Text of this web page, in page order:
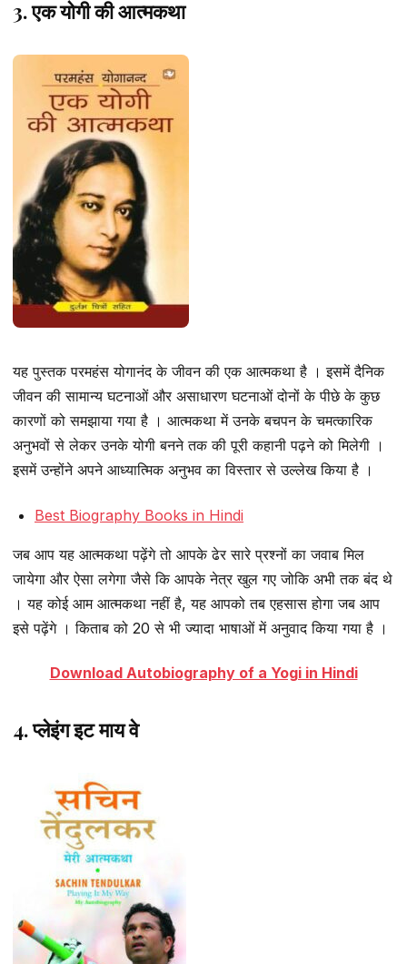
3. एक योगी की आत्मकथा
यह पुस्तक परमहंस योगानंद के जीवन की एक आत्मकथा है । इसमें दैनिक
जीवन की सामान्य घटनाओं और असाधारण घटनाओं दोनों के पीछे के कुछ
कारणों को समझाया गया है । आत्मकथा में उनके बचपन के चमत्कारिक
अनुभवों से लेकर उनके योगी बनने तक की पूरी कहानी पढ़ने को मिलेगी ।
इसमें उन्होंने अपने आध्यात्मिक अनुभव का विस्तार से उल्लेख किया है ।
Best Biography Books in Hindi
जब आप यह आत्मकथा पढ़ेंगे तो आपके ढेर सारे प्रश्नों का जवाब मिल
जायेगा और ऐसा लगेगा जैसे कि आपके नेत्र खुल गए जोकि अभी तक बंद थे
। यह कोई आम आत्मकथा नहीं है, यह आपको तब एहसास होगा जब आप
इसे पढ़ेंगे । किताब को 20 से भी ज्यादा भाषाओं में अनुवाद किया गया है ।
Download Autobiography of a Yogi in Hindi
4. प्लेइंग इट माय वे